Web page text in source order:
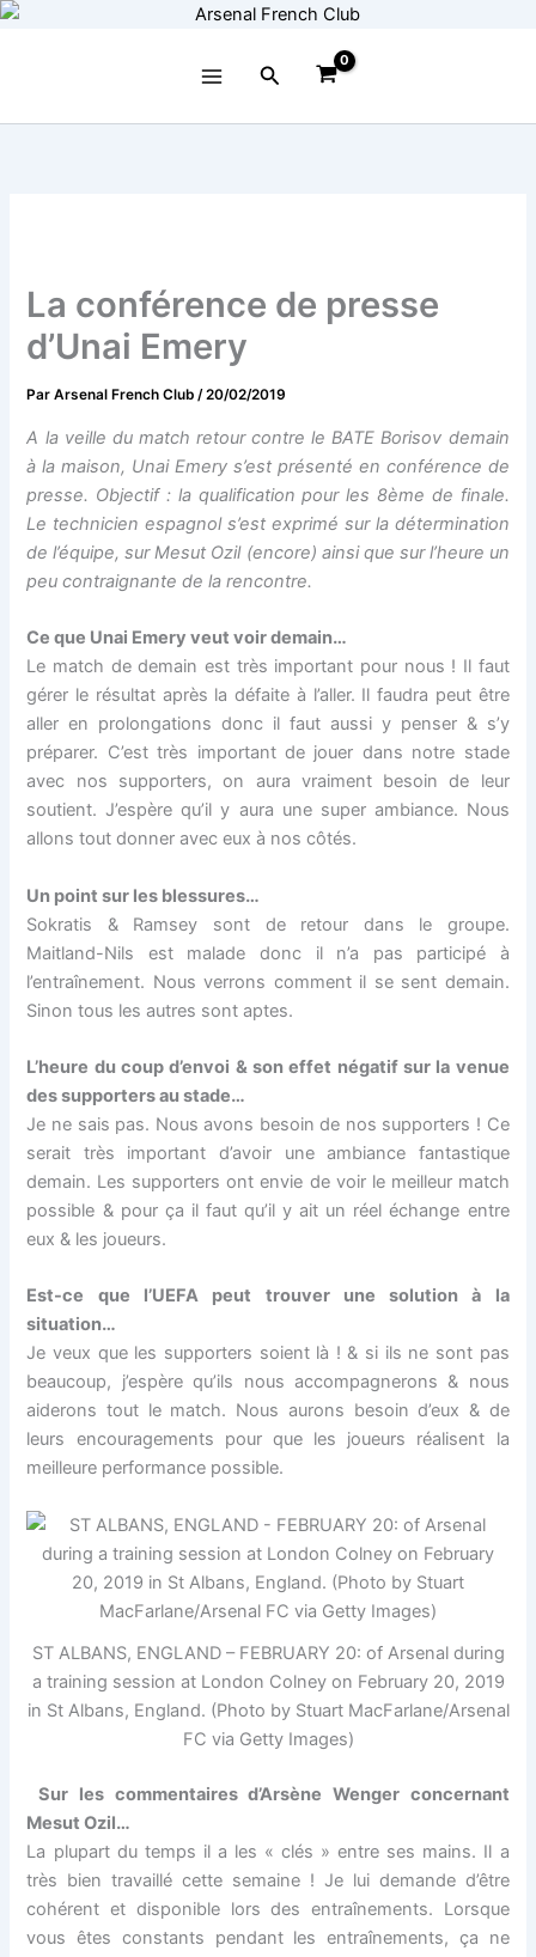
Aller
Rechercher
La conférence de presse
d’Unai Emery
ParArsenal French Club/20/02/2019
A la veille du match retour contre le BATE Borisov demain
à la maison, Unai Emery s’est présenté en conférence de
presse. Objectif : la qualification pour les 8ème de finale.
Le technicien espagnol s’est exprimé sur la détermination
de l’équipe, sur Mesut Ozil (encore) ainsi que sur l’heure un
peu contraignante de la rencontre.
Ce que Unai Emery veut voir demain…
Le match de demain est très important pour nous ! Il faut
gérer le résultat après la défaite à l’aller. Il faudra peut être
aller en prolongations donc il faut aussi y penser & s’y
préparer. C’est très important de jouer dans notre stade
avec nos supporters, on aura vraiment besoin de leur
soutient. J’espère qu’il y aura une super ambiance. Nous
allons tout donner avec eux à nos côtés.
Un point sur les blessures…
Sokratis & Ramsey sont de retour dans le groupe.
Maitland-Nils est malade donc il n’a pas participé à
l’entraînement. Nous verrons comment il se sent demain.
Sinon tous les autres sont aptes.
L’heure du coup d’envoi & son effet négatif sur la venue
des supporters au stade…
Je ne sais pas. Nous avons besoin de nos supporters ! Ce
serait très important d’avoir une ambiance fantastique
demain. Les supporters ont envie de voir le meilleur match
possible & pour ça il faut qu’il y ait un réel échange entre
eux & les joueurs.
Est-ce que l’UEFA peut trouver une solution à la
situation…
Je veux que les supporters soient là ! & si ils ne sont pas
beaucoup, j’espère qu’ils nous accompagnerons & nous
aiderons tout le match. Nous aurons besoin d’eux & de
leurs encouragements pour que les joueurs réalisent la
meilleure performance possible.
ST ALBANS, ENGLAND – FEBRUARY 20: of Arsenal during
a training session at London Colney on February 20, 2019
in St Albans, England. (Photo by Stuart MacFarlane/Arsenal
FC via Getty Images)
Sur les commentaires d’Arsène Wenger concernant
Mesut Ozil…
La plupart du temps il a les « clés » entre ses mains. Il a
très bien travaillé cette semaine ! Je lui demande d’être
cohérent et disponible lors des entraînements. Lorsque
vous êtes constants pendant les entraînements, ça ne